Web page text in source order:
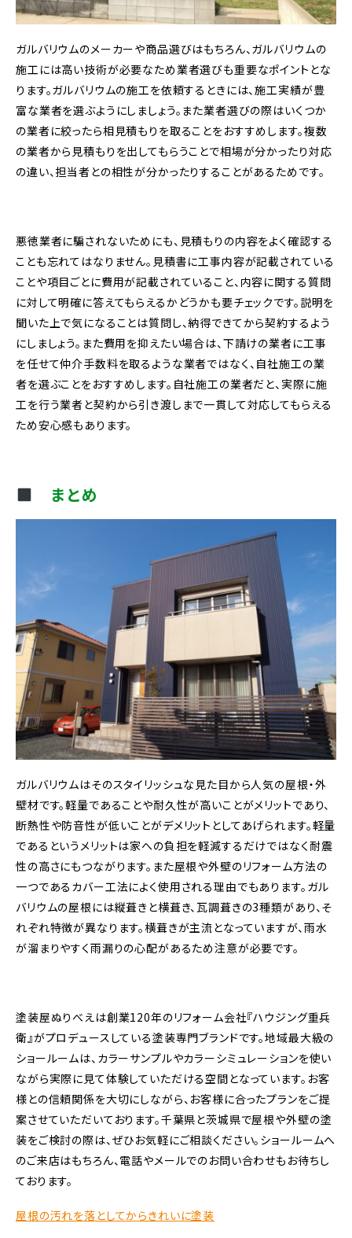
ガルバリウムのメーカーや商品選びはもちろん、ガルバリウムの
施工には高い技術が必要なため業者選びも重要なポイントとな
ります。ガルバリウムの施工を依頼するときには、施工実績が豊
富な業者を選ぶようにしましょう。また業者選びの際はいくつか
の業者に絞ったら相見積もりを取ることをおすすめします。複数
の業者から見積もりを出してもらうことで相場が分かったり対応
の違い、担当者との相性が分かったりすることがあるためです。
悪徳業者に騙されないためにも、見積もりの内容をよく確認する
ことも忘れてはなりません。見積書に工事内容が記載されている
ことや項目ごとに費用が記載されていること、内容に関する質問
に対して明確に答えてもらえるかどうかも要チェックです。説明を
聞いた上で気になることは質問し、納得できてから契約するよう
にしましょう。また費用を抑えたい場合は、下請けの業者に工事
を任せて仲介手数料を取るような業者ではなく、自社施工の業
者を選ぶことをおすすめします。自社施工の業者だと、実際に施
工を行う業者と契約から引き渡しまで一貫して対応してもらえる
ため安心感もあります。
まとめ
ガルバリウムはそのスタイリッシュな見た目から人気の屋根・外
壁材です。軽量であることや耐久性が高いことがメリットであり、
断熱性や防音性が低いことがデメリットとしてあげられます。軽量
であるというメリットは家への負担を軽減するだけではなく耐震
性の高さにもつながります。また屋根や外壁のリフォーム方法の
一つであるカバー工法によく使用される理由でもあります。ガル
バリウムの屋根には縦葺きと横葺き、瓦調葺きの3種類があり、そ
れぞれ特徴が異なります。横葺きが主流となっていますが、雨水
が溜まりやすく雨漏りの心配があるため注意が必要です。
塗装屋ぬりべえは創業120年のリフォーム会社『ハウジング重兵
衛』がプロデュースしている塗装専門ブランドです。地域最大級の
ショールームは、カラーサンプルやカラーシミュレーションを使い
ながら実際に見て体験していただける空間となっています。お客
様との信頼関係を大切にしながら、お客様に合ったプランをご提
案させていただいております。千葉県と茨城県で屋根や外壁の塗
装をご検討の際は、ぜひお気軽にご相談ください。ショールームへ
のご来店はもちろん、電話やメールでのお問い合わせもお待ちし
ております。
屋根の汚れを落としてからきれいに塗装